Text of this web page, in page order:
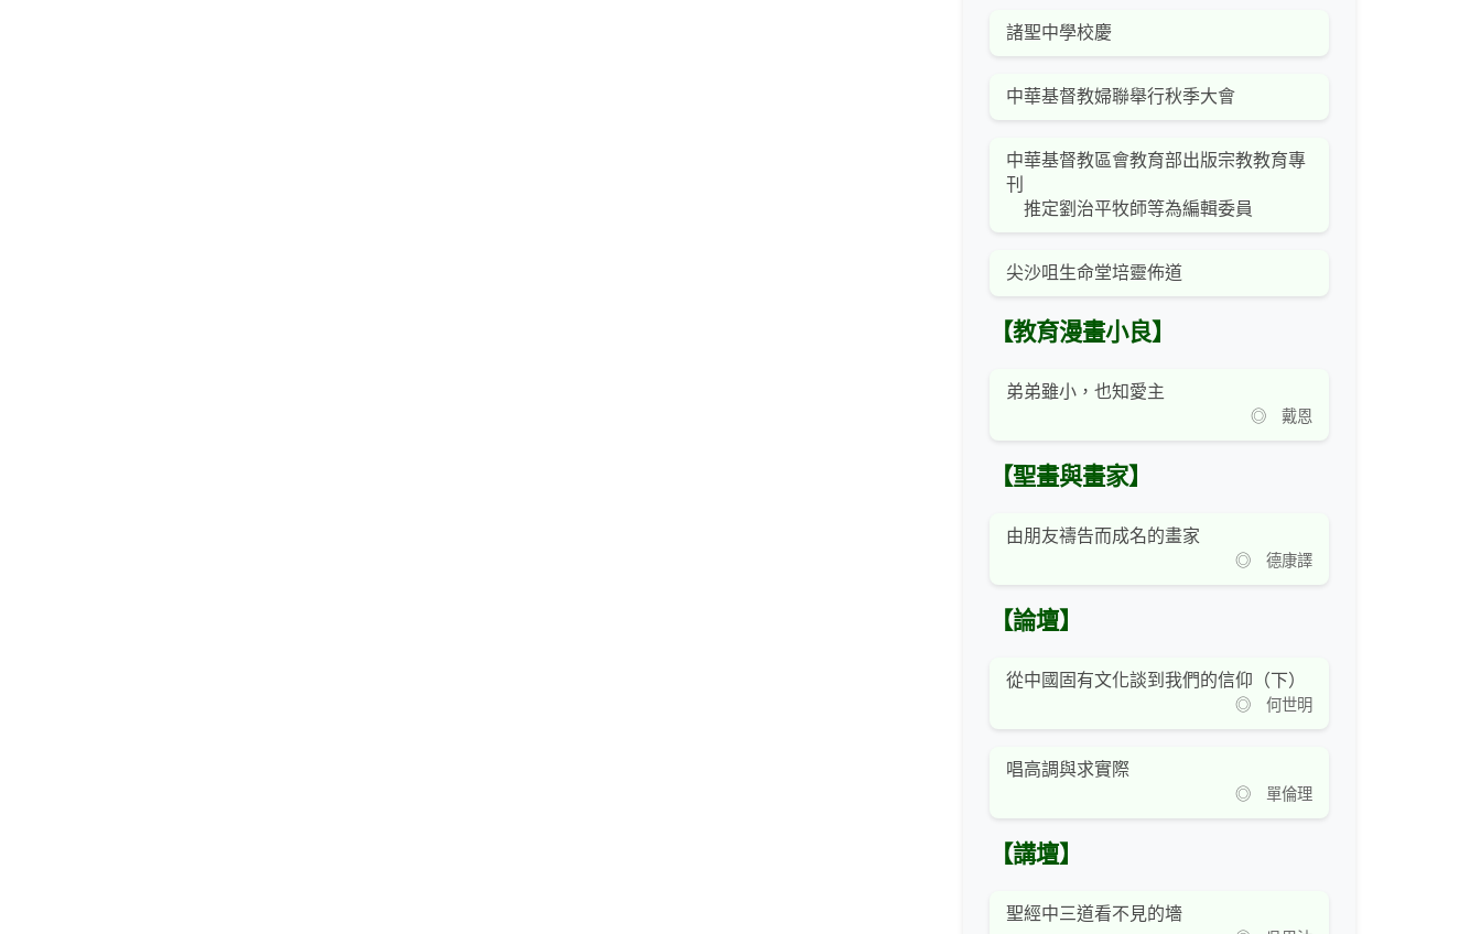
諸聖中學校慶
中華基督教婦聯舉行秋季大會
中華基督教區會教育部出版宗教教育專
刊
推定劉治平牧師等為編輯委員
尖沙咀生命堂培靈佈道
【教育漫畫小良】
弟弟雖小，也知愛主
◎ 戴恩
【聖畫與畫家】
由朋友禱告而成名的畫家
◎ 德康譯
【論壇】
從中國固有文化談到我們的信仰（下）
◎ 何世明
唱高調與求實際
◎ 單倫理
【講壇】
聖經中三道看不見的墻